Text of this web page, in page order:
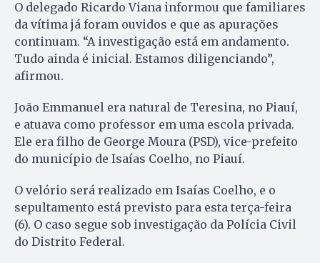
O delegado Ricardo Viana informou que familiares
da vítima já foram ouvidos e que as apurações
continuam. “A investigação está em andamento.
Tudo ainda é inicial. Estamos diligenciando”,
afirmou.
João Emmanuel era natural de Teresina, no Piauí,
e atuava como professor em uma escola privada.
Ele era filho de George Moura (PSD), vice-prefeito
do município de Isaías Coelho, no Piauí.
O velório será realizado em Isaías Coelho, e o
sepultamento está previsto para esta terça-feira
(6). O caso segue sob investigação da Polícia Civil
do Distrito Federal.